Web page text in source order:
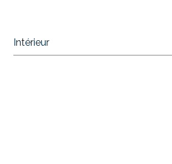
Intérieur